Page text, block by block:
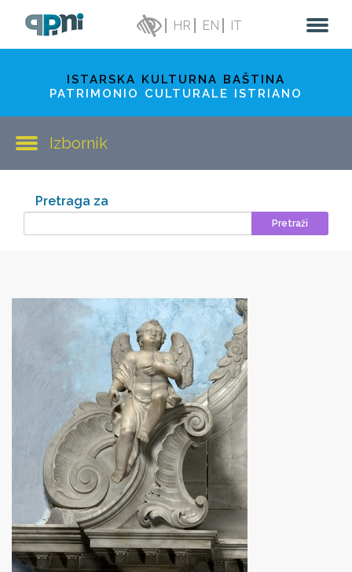
HR EN IT
ISTARSKA KULTURNA BAŠTINA
PATRIMONIO CULTURALE ISTRIANO
Izbornik
Pretraga za
Pretraži